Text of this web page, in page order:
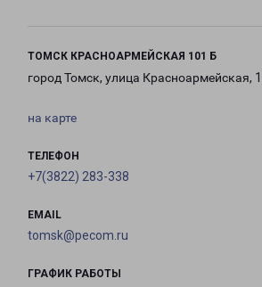
ТОМСК КРАСНОАРМЕЙСКАЯ 101 Б
город Томск, улица Красноармейская,
на карте
ТЕЛЕФОН
+7(3822) 283-338
EMAIL
tomsk@pecom.ru
ГРАФИК РАБОТЫ